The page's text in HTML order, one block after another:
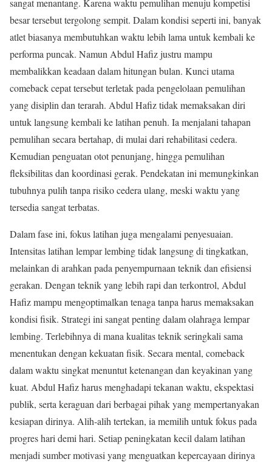
sangat menantang. Karena waktu pemulihan menuju kompetisi
besar tersebut tergolong sempit. Dalam kondisi seperti ini, banyak
atlet biasanya membutuhkan waktu lebih lama untuk kembali ke
performa puncak. Namun Abdul Hafiz justru mampu
membalikkan keadaan dalam hitungan bulan. Kunci utama
comeback cepat tersebut terletak pada pengelolaan pemulihan
yang disiplin dan terarah. Abdul Hafiz tidak memaksakan diri
untuk langsung kembali ke latihan penuh. Ia menjalani tahapan
pemulihan secara bertahap, di mulai dari rehabilitasi cedera.
Kemudian penguatan otot penunjang, hingga pemulihan
fleksibilitas dan koordinasi gerak. Pendekatan ini memungkinkan
tubuhnya pulih tanpa risiko cedera ulang, meski waktu yang
tersedia sangat terbatas.
Dalam fase ini, fokus latihan juga mengalami penyesuaian.
Intensitas latihan lempar lembing tidak langsung di tingkatkan,
melainkan di arahkan pada penyempurnaan teknik dan efisiensi
gerakan. Dengan teknik yang lebih rapi dan terkontrol, Abdul
Hafiz mampu mengoptimalkan tenaga tanpa harus memaksakan
kondisi fisik. Strategi ini sangat penting dalam olahraga lempar
lembing. Terlebihnya di mana kualitas teknik seringkali sama
menentukan dengan kekuatan fisik. Secara mental, comeback
dalam waktu singkat menuntut ketenangan dan keyakinan yang
kuat. Abdul Hafiz harus menghadapi tekanan waktu, ekspektasi
publik, serta keraguan dari berbagai pihak yang mempertanyakan
kesiapan dirinya. Alih-alih tertekan, ia memilih untuk fokus pada
progres hari demi hari. Setiap peningkatan kecil dalam latihan
menjadi sumber motivasi yang menguatkan kepercayaan dirinya